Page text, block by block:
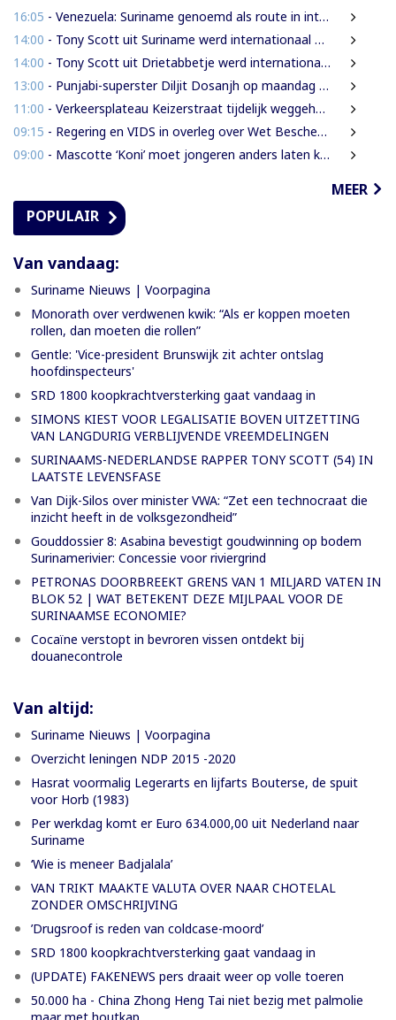
16:05 - Venezuela: Suriname genoemd als route in internationale cocaïnesmokkel naar Europa
14:00 - Tony Scott uit Suriname werd internationaal bekend door zijn hiphouse muziek
14:00 - Tony Scott uit Drietabbetje werd internationaal bekend door zijn hiphouse muziek
13:00 - Punjabi-superster Diljit Dosanjh op maandag 7 september in Ziggo Dome
11:00 - Verkeersplateau Keizerstraat tijdelijk weggehaald vanwege chaos rond Domineestraat
09:15 - Regering en VIDS in overleg over Wet Bescherming Woon- en Leefgebieden
09:00 - Mascotte ‘Koni’ moet jongeren anders laten kijken naar Surinaamse houtsector
MEER
POPULAIR
Van vandaag:
Suriname Nieuws | Voorpagina
Monorath over verdwenen kwik: “Als er koppen moeten
rollen, dan moeten die rollen”
Gentle: 'Vice-president Brunswijk zit achter ontslag
hoofdinspecteurs'
SRD 1800 koopkrachtversterking gaat vandaag in
SIMONS KIEST VOOR LEGALISATIE BOVEN UITZETTING
VAN LANGDURIG VERBLIJVENDE VREEMDELINGEN
SURINAAMS-NEDERLANDSE RAPPER TONY SCOTT (54) IN
LAATSTE LEVENSFASE
Van Dijk-Silos over minister VWA: “Zet een technocraat die
inzicht heeft in de volksgezondheid”
Gouddossier 8: Asabina bevestigt goudwinning op bodem
Surinamerivier: Concessie voor riviergrind
PETRONAS DOORBREEKT GRENS VAN 1 MILJARD VATEN IN
BLOK 52 | WAT BETEKENT DEZE MIJLPAAL VOOR DE
SURINAAMSE ECONOMIE?
Cocaïne verstopt in bevroren vissen ontdekt bij
douanecontrole
Van altijd:
Suriname Nieuws | Voorpagina
Overzicht leningen NDP 2015 -2020
Hasrat voormalig Legerarts en lijfarts Bouterse, de spuit
voor Horb (1983)
Per werkdag komt er Euro 634.000,00 uit Nederland naar
Suriname
‘Wie is meneer Badjalala’
VAN TRIKT MAAKTE VALUTA OVER NAAR CHOTELAL
ZONDER OMSCHRIJVING
’Drugsroof is reden van coldcase-moord’
SRD 1800 koopkrachtversterking gaat vandaag in
(UPDATE) FAKENEWS pers draait weer op volle toeren
50.000 ha - China Zhong Heng Tai niet bezig met palmolie